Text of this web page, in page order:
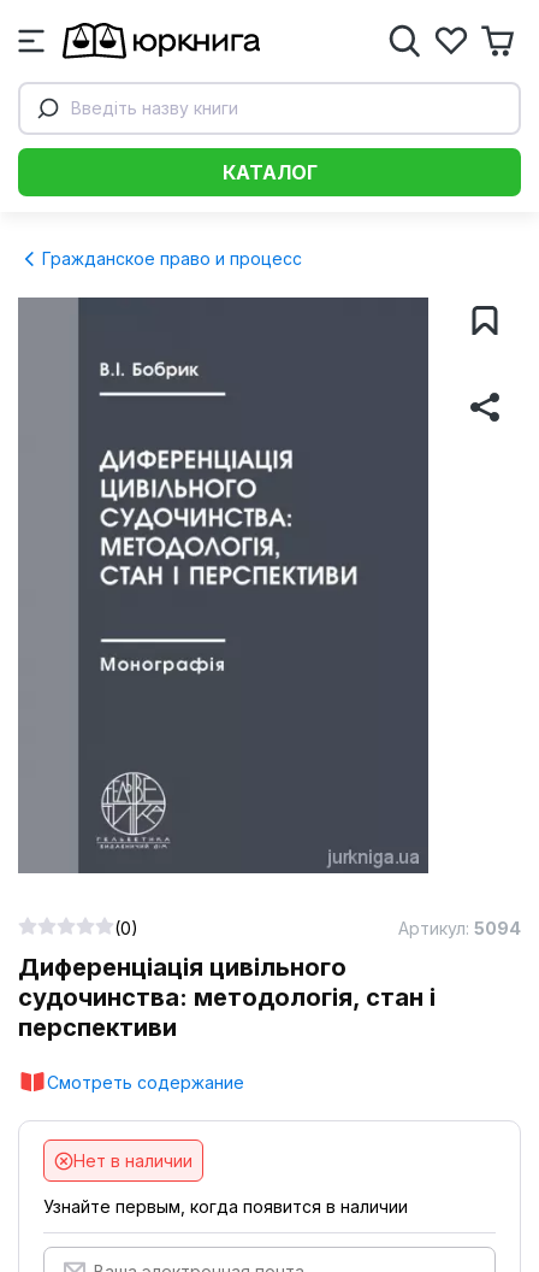
Введіть назву книги
КАТАЛОГ
Гражданское право и процесс
Диференціація цивільного
судочинства: методологія, стан і
перспективи
Смотреть содержание
(0) Артикул: 5094
Нет в наличии
Узнайте первым, когда появится в наличии